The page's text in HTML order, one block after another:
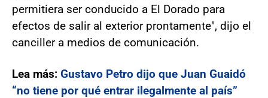
permitiera ser conducido a El Dorado para
efectos de salir al exterior prontamente", dijo el
canciller a medios de comunicación.
Lea más: Gustavo Petro dijo que Juan Guaidó
“no tiene por qué entrar ilegalmente al país”